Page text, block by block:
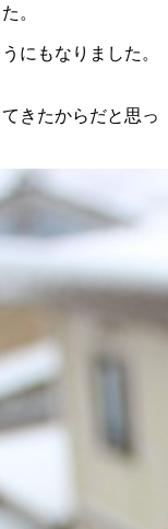
。
にもなりました。
きたからだと思っ